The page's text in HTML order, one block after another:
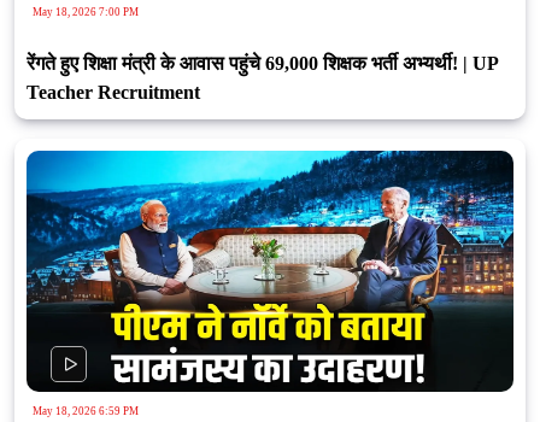
May 18, 2026 7:00 PM
रेंगते हुए शिक्षा मंत्री के आवास पहुंचे 69,000 शिक्षक भर्ती अभ्यर्थी! | UP
Teacher Recruitment
May 18, 2026 6:59 PM